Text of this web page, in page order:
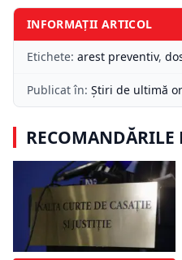
INFORMAȚII ARTICOL
Etichete: arest preventiv,
Publicat în: Știri de ultimă
RECOMANDĂRILE